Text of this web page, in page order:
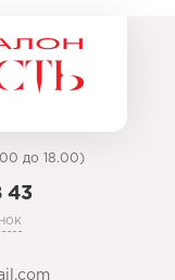
до 18.00)
43